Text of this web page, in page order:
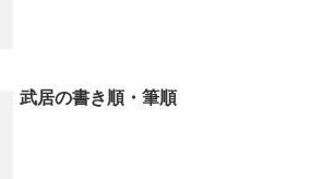
武居の書き順・筆順